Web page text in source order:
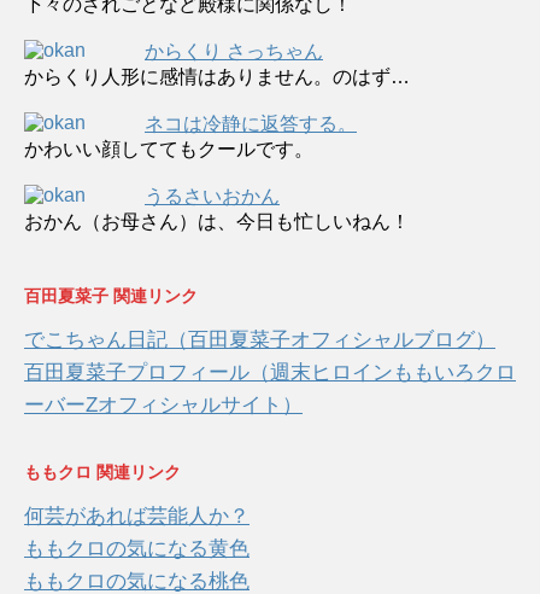
下々のざれごとなど殿様に関係なし！
からくり さっちゃん
からくり人形に感情はありません。のはず…
ネコは冷静に返答する。
かわいい顔しててもクールです。
うるさいおかん
おかん（お母さん）は、今日も忙しいねん！
百田夏菜子 関連リンク
でこちゃん日記（百田夏菜子オフィシャルブログ）
百田夏菜子プロフィール（週末ヒロインももいろクロ
ーバーZオフィシャルサイト）
ももクロ 関連リンク
何芸があれば芸能人か？
ももクロの気になる黄色
ももクロの気になる桃色